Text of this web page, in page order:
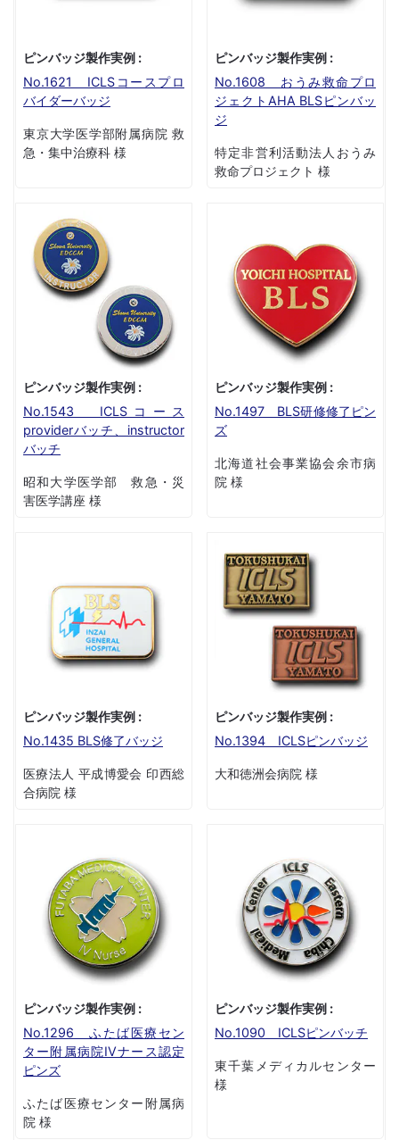
ピンバッジ製作実例 :
No.1621 ICLSコースプロ
バイダーバッジ
東京大学医学部附属病院 救
急・集中治療科 様
ピンバッジ製作実例 :
No.1608 おうみ救命プロ
ジェクトAHA BLSピンバッ
ジ
特定非営利活動法人おうみ
救命プロジェクト 様
ピンバッジ製作実例 :
No.1543 ICLSコース
providerバッチ、instructor
バッチ
昭和大学医学部 救急・災
害医学講座 様
ピンバッジ製作実例 :
No.1497 BLS研修修了ピン
ズ
北海道社会事業協会余市病
院 様
ピンバッジ製作実例 :
No.1435 BLS修了バッジ
医療法人 平成博愛会 印西総
合病院 様
ピンバッジ製作実例 :
No.1394 ICLSピンバッジ
大和徳洲会病院 様
ピンバッジ製作実例 :
No.1296 ふたば医療セン
ター附属病院IVナース認定
ピンズ
ふたば医療センター附属病
院 様
ピンバッジ製作実例 :
No.1090 ICLSピンバッチ
東千葉メディカルセンター
様